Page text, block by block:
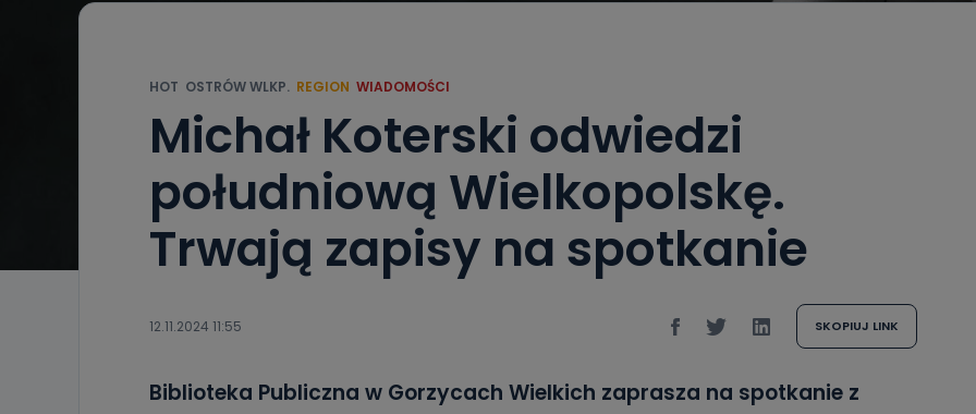
HOT OSTRÓW WLKP. REGION WIADOMOŚCI
Michał Koterski odwiedzi
południową Wielkopolskę.
Trwają zapisy na spotkanie
12.11.2024 11:55 SKOPIUJ LINK
Biblioteka Publiczna w Gorzycach Wielkich zaprasza na spotkanie z